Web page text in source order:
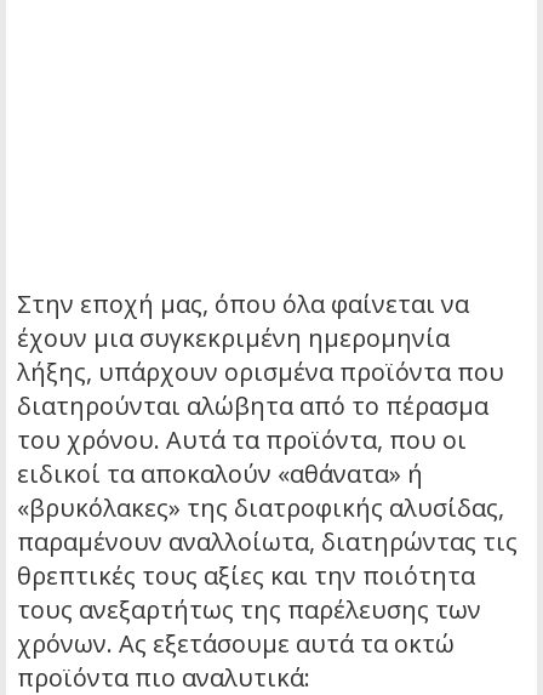
Στην εποχή μας, όπου όλα φαίνεται να
έχουν μια συγκεκριμένη ημερομηνία
λήξης, υπάρχουν ορισμένα προϊόντα που
διατηρούνται αλώβητα από το πέρασμα
του χρόνου. Αυτά τα προϊόντα, που οι
ειδικοί τα αποκαλούν «αθάνατα» ή
«βρυκόλακες» της διατροφικής αλυσίδας,
παραμένουν αναλλοίωτα, διατηρώντας τις
θρεπτικές τους αξίες και την ποιότητα
τους ανεξαρτήτως της παρέλευσης των
χρόνων. Ας εξετάσουμε αυτά τα οκτώ
προϊόντα πιο αναλυτικά: